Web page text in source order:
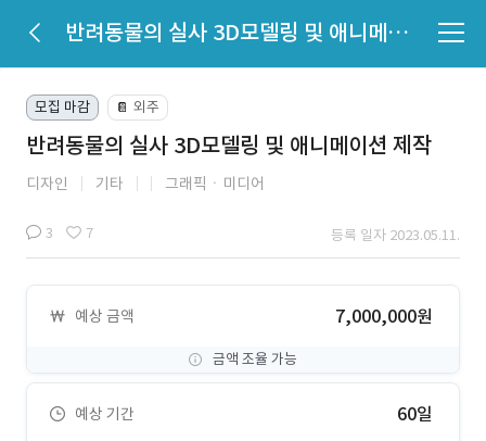
반려동물의 실사 3D모델링 및 애니메이션 제작
모집 마감 📔 외주
반려동물의 실사 3D모델링 및 애니메이션 제작
디자인 기타 그래픽ㆍ미디어
3 7 등록 일자 2023.05.11.
예상 금액 7,000,000원
금액 조율 가능
예상 기간 60일